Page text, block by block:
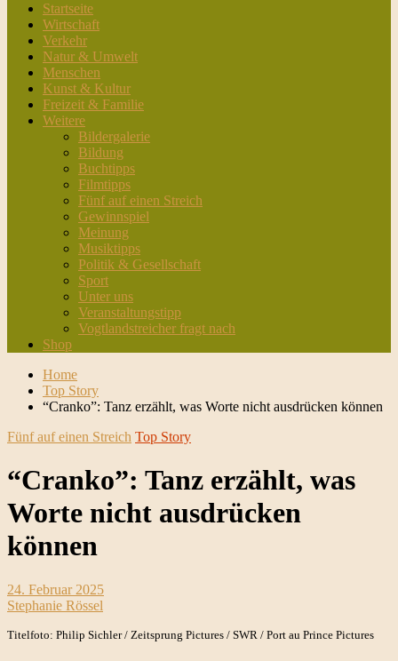
Startseite
Wirtschaft
Verkehr
Natur & Umwelt
Menschen
Kunst & Kultur
Freizeit & Familie
Weitere
Bildergalerie
Bildung
Buchtipps
Filmtipps
Fünf auf einen Streich
Gewinnspiel
Meinung
Musiktipps
Politik & Gesellschaft
Sport
Unter uns
Veranstaltungstipp
Vogtlandstreicher fragt nach
Shop
Home
Top Story
“Cranko”: Tanz erzählt, was Worte nicht ausdrücken können
Fünf auf einen Streich Top Story
“Cranko”: Tanz erzählt, was
Worte nicht ausdrücken
können
24. Februar 2025
Stephanie Rössel
Titelfoto: Philip Sichler / Zeitsprung Pictures / SWR / Port au Prince Pictures